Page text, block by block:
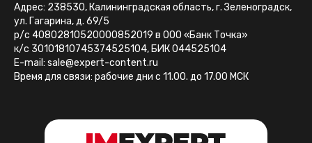
Адрес: 238530, Калининградская область, г. Зеленоградск,
ул. Гагарина, д. 69/5
р/с 40802810520000852019 в ООО «Банк Точка»
к/с 30101810745374525104, БИК 044525104
E-mail: sale@expert-content.ru
Время для связи: рабочие дни с 11.00. до 17.00 МСК